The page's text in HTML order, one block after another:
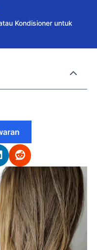
Kondisioner untuk